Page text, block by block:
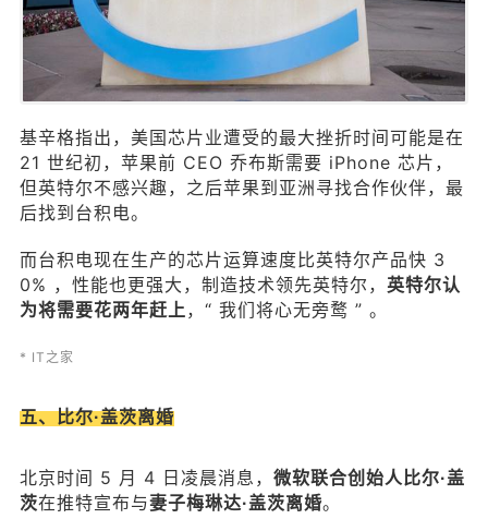
基辛格指出，美国芯片业遭受的最大挫折时间可能是在
21 世纪初，苹果前 CEO 乔布斯需要 iPhone 芯片，
但英特尔不感兴趣，之后苹果到亚洲寻找合作伙伴，最
后找到台积电。
而台积电现在生产的芯片运算速度比英特尔产品快 3
0% ，性能也更强大，制造技术领先英特尔，
英特尔认
为将需要花两年赶上 ，“ 我们将心无旁鹜 ” 。
* IT之家
五、比尔·盖茨离婚
北京时间 5 月 4 日凌晨消息， 微软联合创始人比尔·盖
茨在推特宣布与妻子梅琳达·盖茨离婚。
立刻支付
6位以上
忘记密码？